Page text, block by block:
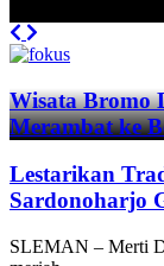
Previous
Wisata Bromo
Merambat ke
Lestarikan
Sardonoharjo
SLEMAN – Merti